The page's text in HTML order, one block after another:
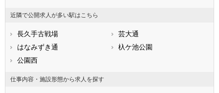
石川県
福井県
静岡県
滋賀県
兵庫県
近隣で公開求人が多い駅はこちら
長久手古戦場
芸大通
はなみずき通
杁ケ池公園
公園西
仕事内容・施設形態から求人を探す